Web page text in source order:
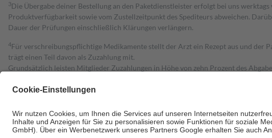
3Die Übergabe deiner Bestellung an den Paketdienstleister erfolgt bei uns
Produktverfügbarkeit sowie vom Zustellzeitpunkt des Spediteurs abweichen.
Dauer der Prüfungen einschließlich Klärungen verlängern.
4Für verschreibungspflichtige Medikamente stellt der Arzt ein Rezept aus und der
trägt einen Teil davon als Zuzahlung mit.
Grundsätzlich leisten Mitglieder Zuzahlungen in Höhe von zehn Prozent des
Diese Regeln gelten grundsätzlich auch für Online-Apotheken.
Um das Engagement der Versicherten für ihre eigene Gesundheit zu stärken und
• Kindern und Jugendlichen bis zum vollendeten 18. Lebensjahr mit Ausnahme der
• Untersuchungen zur Vorsorge und Früherkennung, die von der GKV getragen